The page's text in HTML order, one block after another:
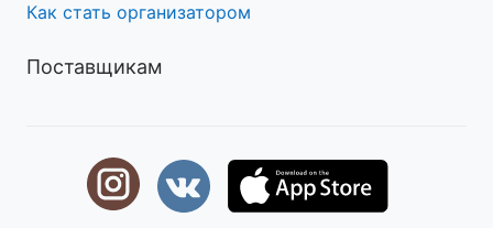
Как стать организатором
Поставщикам